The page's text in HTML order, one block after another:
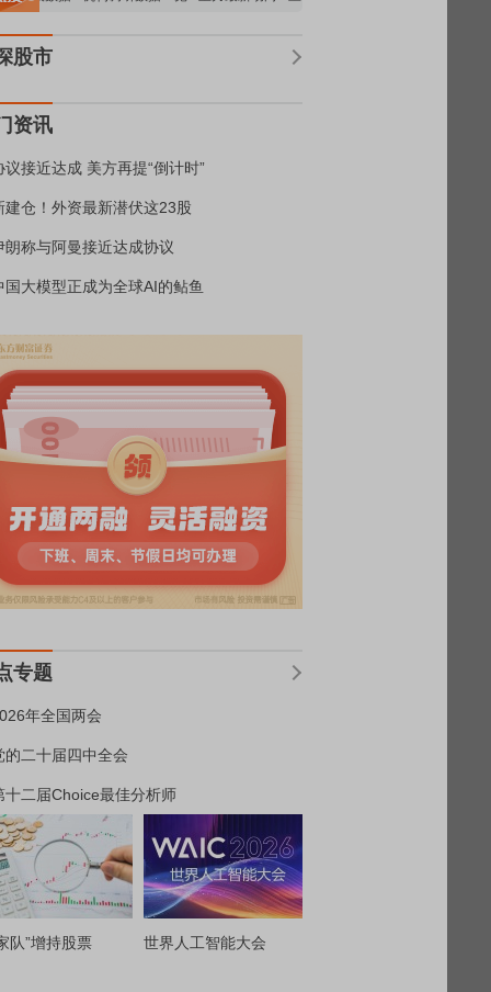
股市
资讯
议接近达成 美方再提“倒计时”
建仓！外资最新潜伏这23股
朗称与阿曼接近达成协议
国大模型正成为全球AI的鲇鱼
专题
年全国两会
的二十届四中全会
十二届Choice最佳分析师
队”增持股票 世界人工智能大会